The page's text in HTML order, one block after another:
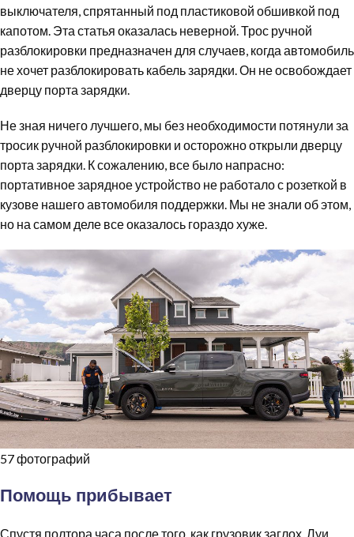
выключателя, спрятанный под пластиковой обшивкой под
капотом. Эта статья оказалась неверной. Трос ручной
разблокировки предназначен для случаев, когда автомобиль
не хочет разблокировать кабель зарядки. Он не освобождает
дверцу порта зарядки.
Не зная ничего лучшего, мы без необходимости потянули за
тросик ручной разблокировки и осторожно открыли дверцу
порта зарядки. К сожалению, все было напрасно:
портативное зарядное устройство не работало с розеткой в
кузове нашего автомобиля поддержки. Мы не знали об этом,
но на самом деле все оказалось гораздо хуже.
57 фотографий
Помощь прибывает
Спустя полтора часа после того, как грузовик заглох, Луи